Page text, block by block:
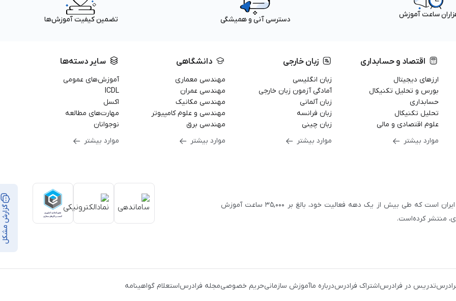
گزارش مشکل
ساعت آموزش
دسترسی آنی و همیشگی تضمین کیفیت آموزش‌ها
اقتصاد و حسابداری
ارزهای دیجیتال
بورس و تحلیل تکنیکال
حسابداری
تحلیل تکنیکال
علوم اقتصادی و مالی
موارد بیشتر
زبان خارجی
زبان انگلیسی
آمادگی آزمون زبان خارجی
زبان آلمانی
زبان فرانسه
زبان چینی
موارد بیشتر
دانشگاهی
مهندسی معماری
مهندسی عمران
مهندسی مکانیک
مهندسی و علوم کامپیوتر
مهندسی برق
موارد بیشتر
سایر دسته‌ها
آموزش‌های عمومی
ICDL
اکسل
مهارت‌های مطالعه
نوجوانان
موارد بیشتر
سازمان علمی و آموزشی فرادرس، بزرگ‌ترین پلتفرم آموزش آنلاین ایران است که طی بیش از یک دهه فعالیت خود، بالغ بر ۳۵,۰۰۰ ساعت آموزش
و نوجوانان، آموزش زبان‌های خارجی،مهندسی برق، الکترونیکورباتیک،
تدریس در فرادرساشتراک فرادرسدرباره ماآموزش سازمانیحریم خصوصیمجله فرادرساستعلام گواهینامه